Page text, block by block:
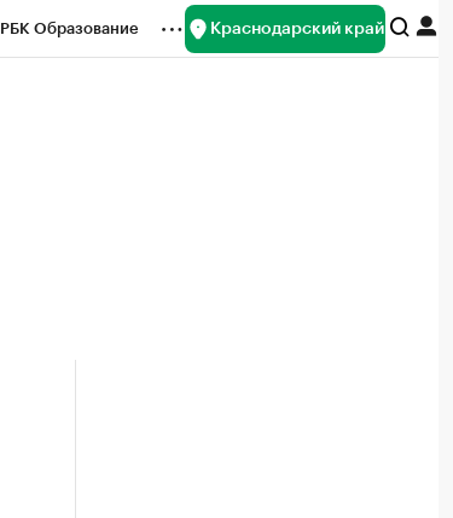
РБК Образование Краснодарский край